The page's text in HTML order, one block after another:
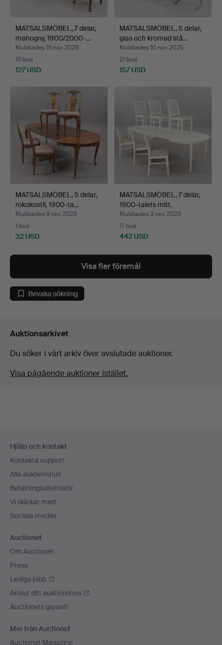
MATSALSMÖBEL, 7 delar,
mahogny, 1900/2000-…
Klubbades 15 nov 2025
15 bud
127 USD
MATSALSMÖBEL, 5 delar,
glas och kromad stå…
Klubbades 10 nov 2025
21 bud
157 USD
MATSALSMÖBEL, 5 delar,
rokokostil, 1900-ta…
Klubbades 9 nov 2025
1 bud
32 USD
MATSALSMÖBEL, 7 delar,
1900-talets mitt.
Klubbades 3 nov 2025
17 bud
442 USD
Visa fler föremål
Bevaka sökning
Auktionsarkivet
Du söker i vårt arkiv över avslutade auktioner.
Visa pågående auktioner istället.
Hjälp och kontakt
Kontakta support
Alla auktionshus
Betalningsalternativ
Vi skickar med
Sociala medier
Auctionet
Om Auctionet
Press
Lediga jobb
Anslut ditt auktionshus
Auctionets garanti
Mer från Auctionet
Auctionet Magazine